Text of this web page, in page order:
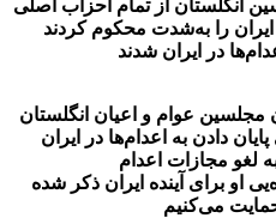
را به‌شدت محکوم کردند
در ایران شدند
دادن به اعدام‌ها در ایران
لغو مجازات اعدام
حمایت می‌کنیم